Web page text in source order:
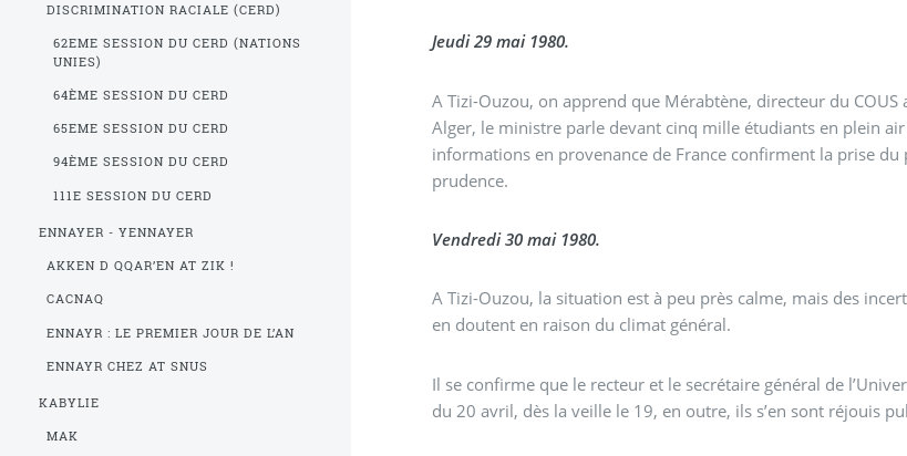
Jeudi 29 mai 1980.
A Tizi-Ouzou, on apprend que Mérabtène, directeur du
Alger, le ministre parle devant cinq mille étudiants en plein
informations en provenance de France confirment la prise
prudence.
Vendredi 30 mai 1980.
A Tizi-Ouzou, la situation est à peu près calme, mais des
en doutent en raison du climat général.
Il se confirme que le recteur et le secrétaire général de
du 20 avril, dès la veille le 19, en outre, ils s’en sont réjouis
DISCRIMINATION RACIALE (CERD)
62EME SESSION DU CERD (NATIONS
UNIES)
64ÈME SESSION DU CERD
65EME SESSION DU CERD
94ÈME SESSION DU CERD
111E SESSION DU CERD
ENNAYER - YENNAYER
AKKEN D QQAR’EN AT ZIK !
CACNAQ
ENNAYR : LE PREMIER JOUR DE L’AN
ENNAYR CHEZ AT SNUS
KABYLIE
MAK